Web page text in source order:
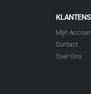
Mijn
Contact
Over Ons